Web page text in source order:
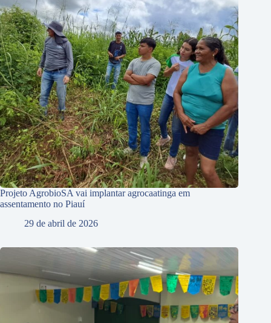
Projeto AgrobioSA vai implantar agrocaatinga em
assentamento no Piauí
29 de abril de 2026